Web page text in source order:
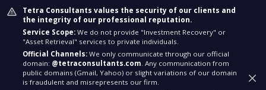
Tetra Consultants values the security of our clients and
the integrity of our professional reputation.
Service Scope: We do not provide "Investment Recovery" or
"Asset Retrieval" services to private individuals.
Official Channels: We only communicate through our official
domain: @tetraconsultants.com. Any communication from
public domains (Gmail, Yahoo) or slight variations of our domain
is fraudulent and misrepresents our firm.